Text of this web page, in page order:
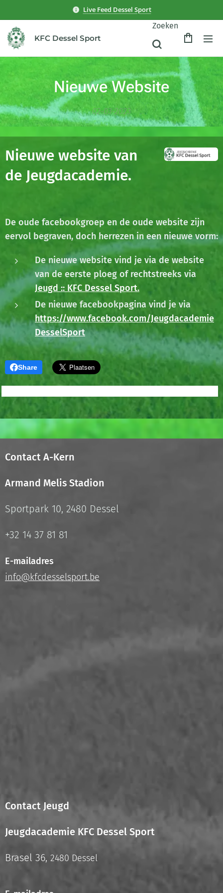
Live Feed Dessel Sport
KFC Dessel Sport
Zoeken
Nieuwe Website
02-03-2023
Nieuwe website van
de Jeugdacademie.
De oude facebookgroep en de oude website zijn
eervol begraven, doch herrezen in een nieuwe vorm:
De nieuwe website vind je via de website
van de eerste ploeg of rechtstreeks via
Jeugd :: KFC Dessel Sport.
De nieuwe facebookpagina vind je via
https://www.facebook.com/Jeugdacademie
DesselSport
Share
Contact A-Kern
Armand Melis Stadion
Sportpark 10, 2480 Dessel
+32 14 37 81 81
E-mailadres
info@kfcdesselsport.be
Contact Jeugd
Jeugdacademie KFC Dessel Sport
Brasel 36, 2480 Dessel